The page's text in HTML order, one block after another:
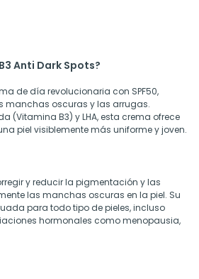
Anti Dark Spots?
de día revolucionaria con SPF50,
manchas oscuras y las arrugas.
(Vitamina B3) y LHA, esta crema ofrece
piel visiblemente más uniforme y joven.
y reducir la pigmentación y las
las manchas oscuras en la piel. Su
para todo tipo de pieles, incluso
hormonales como menopausia,